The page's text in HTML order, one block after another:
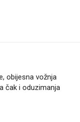
obijesna vožnja
čak i oduzimanja